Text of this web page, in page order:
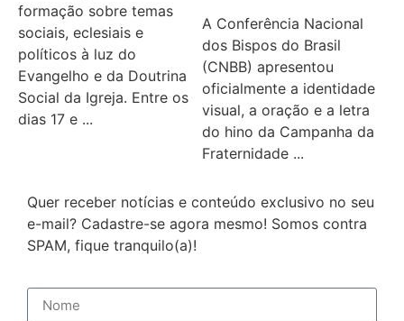
formação sobre temas
sociais, eclesiais e
políticos à luz do
Evangelho e da Doutrina
Social da Igreja. Entre os
dias 17 e ...
A Conferência Nacional
dos Bispos do Brasil
(CNBB) apresentou
oficialmente a identidade
visual, a oração e a letra
do hino da Campanha da
Fraternidade ...
Quer receber notícias e conteúdo exclusivo no seu
e-mail? Cadastre-se agora mesmo! Somos contra
SPAM, fique tranquilo(a)!